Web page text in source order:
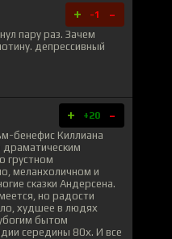
+ -1 -
пару раз. Зачем
депрессивный
+ +20 -
бенефис Киллиана
грустном
меланхоличном и
сказки Андерсена.
но радости
худшее в людях
бытом
середины 80х. И все